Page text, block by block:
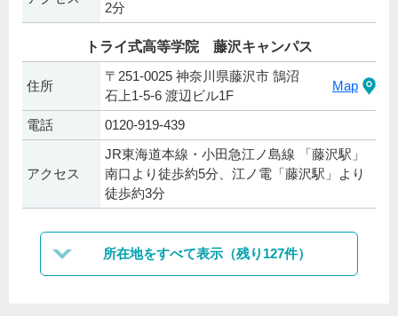
2分
トライ式高等学院 藤沢キャンパス
住所
〒251-0025 神奈川県藤沢市 鵠沼
石上1-5-6 渡辺ビル1F
Map
電話 0120-919-439
アクセス
JR東海道本線・小田急江ノ島線 「藤沢駅」
南口より徒歩約5分、江ノ電「藤沢駅」より
徒歩約3分
所在地をすべて表示（残り127件）